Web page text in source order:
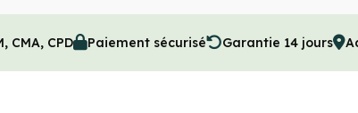
CMA, CPD Paiement sécurisé Garantie 14 jours